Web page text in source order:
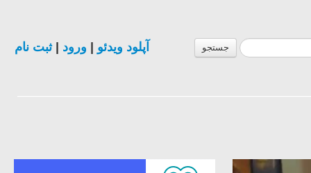
جستجو آپلود ویدئو ورود |ثبت نام